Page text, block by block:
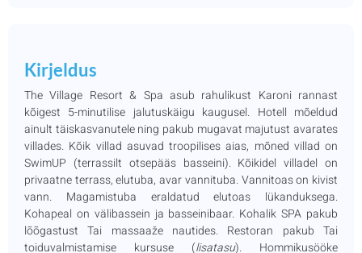
Kirjeldus
The Village Resort & Spa asub rahulikust Karoni rannast
kõigest 5-minutilise jalutuskäigu kaugusel. Hotell mõeldud
ainult täiskasvanutele ning pakub mugavat majutust avarates
villades. Kõik villad asuvad troopilises aias, mõned villad on
SwimUP (terrassilt otsepääs basseini). Kõikidel villadel on
privaatne terrass, elutuba, avar vannituba. Vannitoas on kivist
vann. Magamistuba eraldatud elutoas lükanduksega.
Kohapeal on välibassein ja basseinibaar. Kohalik SPA pakub
lõõgastust Tai massaaže nautides. Restoran pakub Tai
toiduvalmistamise kursuse (lisatasu). Hommikusööke